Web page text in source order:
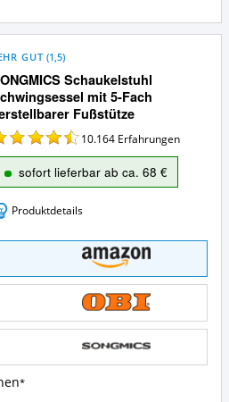
Schaukelstuhl
mit 5-Fach
Fußstütze
GUT (1,5)
10.164 Erfahrungen
sofort lieferbar ab ca. 68 €
Produktdetails